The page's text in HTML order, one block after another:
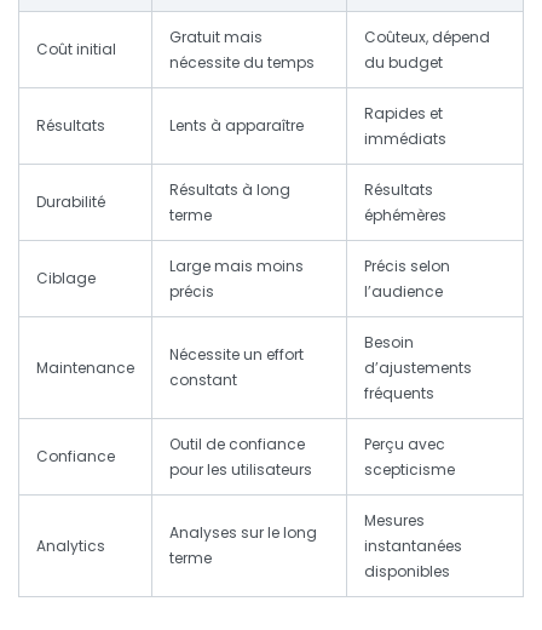
Coût initial
Gratuit mais
nécessite du temps
Coûteux, dépend
du budget
Résultats Lents à apparaître
Rapides et
immédiats
Durabilité
Résultats à long
terme
Résultats
éphémères
Ciblage
Large mais moins
précis
Précis selon
l’audience
Maintenance
Nécessite un effort
constant
Besoin
d’ajustements
fréquents
Confiance
Outil de confiance
pour les utilisateurs
Perçu avec
scepticisme
Analytics
Analyses sur le long
terme
Mesures
instantanées
disponibles